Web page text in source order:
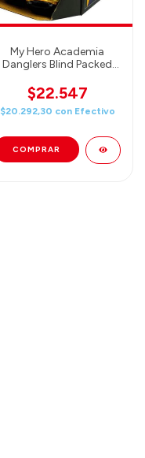
My Hero Academia
Danglers Blind Packed
Figure Llavero
$22.547
$20.292,30 con Efectivo